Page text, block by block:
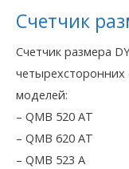
Счетчик
Счетчик размера
четырехсторонних
моделей:
– QMB 520 AT
– QMB 620 AT
– QMB 523 A